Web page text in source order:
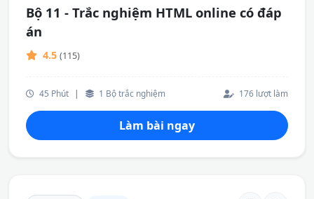
Bộ 11 - Trắc nghiệm HTML online có đáp
án
4.5 (115)
45 Phút | 1 Bộ trắc nghiệm 176 lượt làm
Làm bài ngay